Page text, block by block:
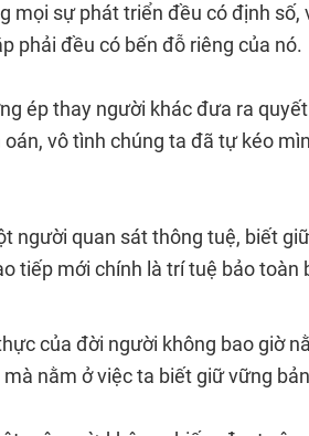
mọi sự phát triển đều có định
phải đều có bến đỗ riêng của nó.
ép thay người khác đưa ra
vô tình chúng ta đã tự kéo
người quan sát thông tuệ, biết
tiếp mới chính là trí tuệ bảo toàn
của đời người không bao giờ
nằm ở việc ta biết giữ vững